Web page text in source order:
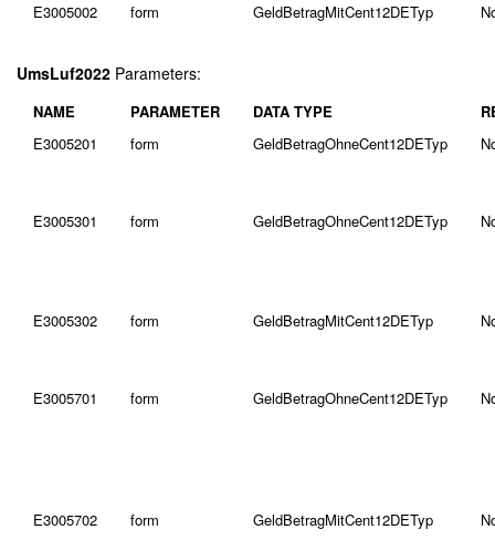
E3005002 form GeldBetragMitCent12DETyp
UmsLuf2022 Parameters:
NAME PARAMETER DATA TYPE
E3005201
form GeldBetragOhneCent12DETyp
E3005301 form GeldBetragOhneCent12DETyp
E3005302 form GeldBetragMitCent12DETyp
E3005701 form GeldBetragOhneCent12DETyp
E3005702 form GeldBetragMitCent12DETyp